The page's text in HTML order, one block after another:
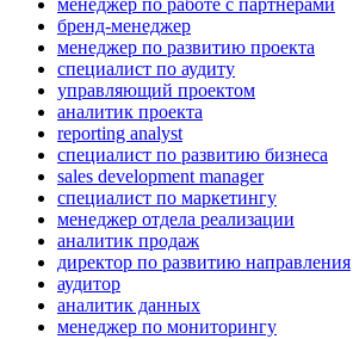
менеджер по работе с партнерами
бренд-менеджер
менеджер по развитию проекта
специалист по аудиту
управляющий проектом
аналитик проекта
reporting analyst
специалист по развитию бизнеса
sales development manager
специалист по маркетингу
менеджер отдела реализации
аналитик продаж
директор по развитию направления
аудитор
аналитик данных
менеджер по мониторингу